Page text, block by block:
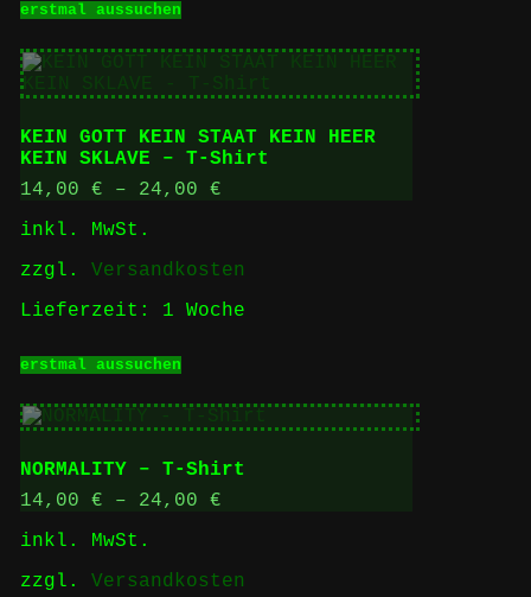
erstmal aussuchenProdukt
mehrere
Varianten
auf.
Optionen
können
auf
werden
KEIN GOTT KEIN STAAT KEIN HEER
KEIN SKLAVE – T-Shirt
14,00 € – 24,00 €
inkl. MwSt.
zzgl. Versandkosten
Lieferzeit: 1 Woche
erstmal aussuchenProdukt
mehrere
Varianten
auf.
Die
Optionen
Produktseite
NORMALITY – T-Shirt
14,00 € – 24,00 €
inkl. MwSt.
zzgl. Versandkosten